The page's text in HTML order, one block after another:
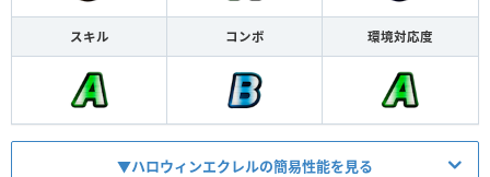
スキル コンボ 環境対応度
▼ハロウィンエクレルの簡易性能を見る